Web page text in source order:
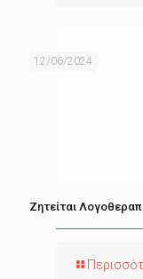
12/06/2024
Ζητείται